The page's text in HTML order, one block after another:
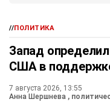
//ПОЛИТИКА
Запад
США в
7 августа 2026, 13:55
Анна Шершнева ,